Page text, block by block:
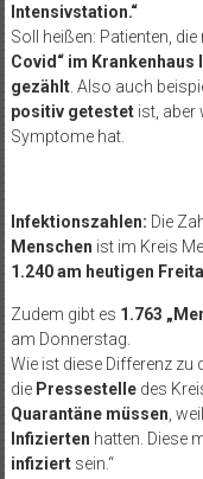
Intensivstation.“
Soll heißen: Patienten,
Covid“ im Krankenhaus
gezählt. Also auch
positiv getestetist, aber
Symptome hat.
Infektionszahlen: Die
Menschen ist im Kreis
1.240 am heutigen
Zudem gibt es 1.763
am Donnerstag.
Wie ist diese Differenz zu
die Pressestelledes
Quarantäne müssen ,
Infizierten hatten. Diese
infiziertsein.“